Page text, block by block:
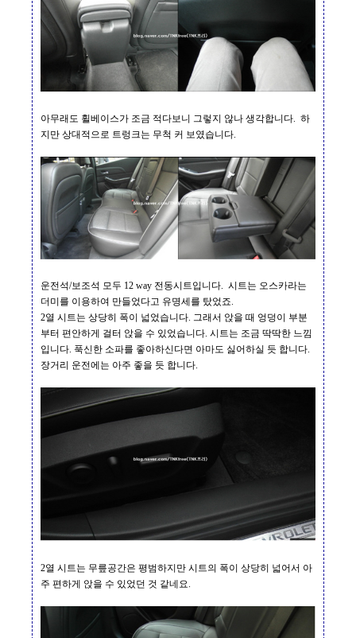
아무래도 휠베이스가 조금 적다보니 그렇지 않나 생각합니다
하
지만 상대적으로 트렁크는 무척 커 보였습니다
운전석/보조석 모두 12 way 전동시트입니다. 시트는 오스카라는
더미를 이용하여 만들었다고 유명세를 탔었죠.
2열 시트는 상당히 폭이 넓었습니다. 그래서 앉을 때 엉덩이 부분
부터 편안하게 걸터 앉을 수 있었습니다. 시트는 조금 딱딱한 느낌
입니다. 푹신한 소파를 좋아하신다면 아마도 싫어하실 듯 합니다.
장거리 운전에는 아주 좋을 듯 합니다.
2열 시트는 무릎공간은 평범하지만 시트의 폭이 상당히 넓어서 아
주 편하게 앉을 수 있었던 것 같네요.